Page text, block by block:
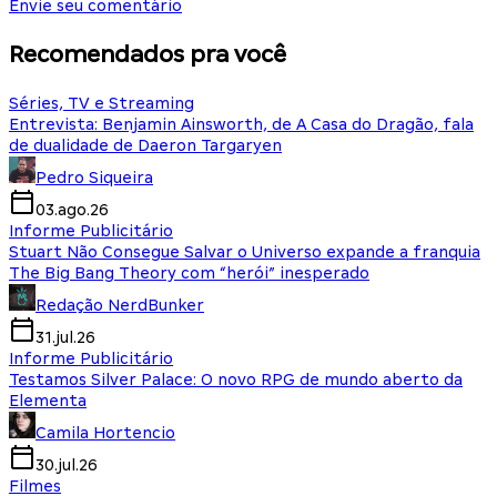
Envie seu comentário
Recomendados pra você
Séries, TV e Streaming
Entrevista: Benjamin Ainsworth, de A Casa do Dragão, fala
de dualidade de Daeron Targaryen
Pedro Siqueira
03.ago.26
Informe Publicitário
Stuart Não Consegue Salvar o Universo expande a franquia
The Big Bang Theory com “herói” inesperado
Redação NerdBunker
31.jul.26
Informe Publicitário
Testamos Silver Palace: O novo RPG de mundo aberto da
Elementa
Camila Hortencio
30.jul.26
Filmes